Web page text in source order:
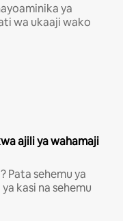
ya
wa ukaaji wako
ajili ya wahamaji
Pata sehemu ya
kasi na sehemu